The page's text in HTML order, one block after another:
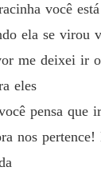
você
ela se virou
me deixei ir
eles
pensa que
nos